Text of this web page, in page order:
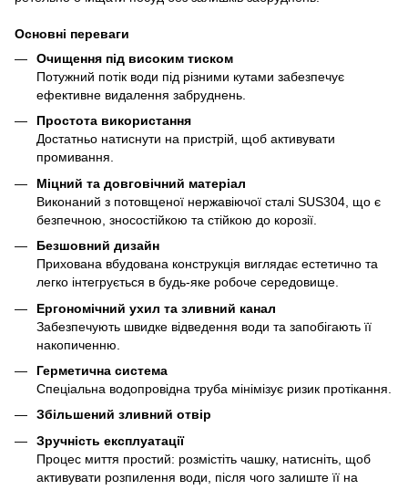
Основні переваги
Очищення під високим тиском
Потужний потік води під різними кутами забезпечує
ефективне видалення забруднень.
Простота використання
Достатньо натиснути на пристрій, щоб активувати
промивання.
Міцний та довговічний матеріал
Виконаний з потовщеної нержавіючої сталі SUS304, що є
безпечною, зносостійкою та стійкою до корозії.
Безшовний дизайн
Прихована вбудована конструкція виглядає естетично та
легко інтегрується в будь-яке робоче середовище.
Ергономічний ухил та зливний канал
Забезпечують швидке відведення води та запобігають її
накопиченню.
Герметична система
Спеціальна водопровідна труба мінімізує ризик протікання.
Збільшений зливний отвір
Зручність експлуатації
Процес миття простий: розмістіть чашку, натисніть, щоб
активувати розпилення води, після чого залиште її на